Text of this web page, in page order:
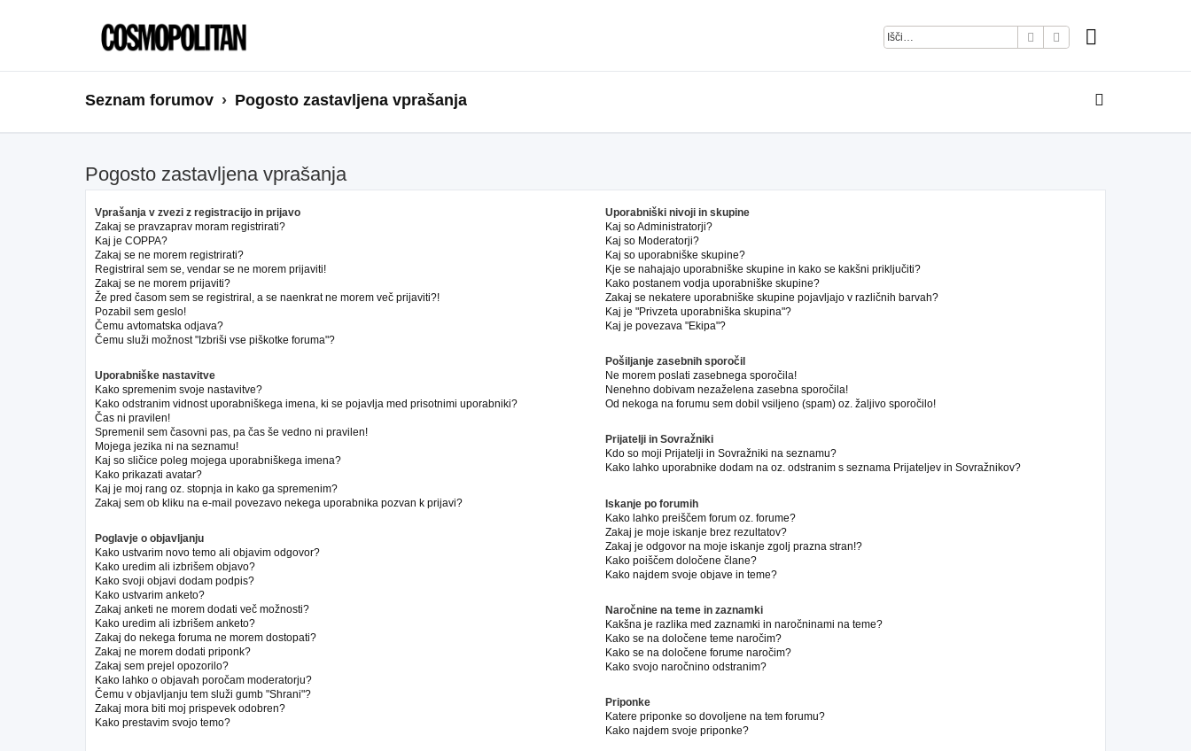
IskanjeNapredno iskanje
Seznam forumov Pogosto zastavljena vprašanja
Pogosto zastavljena vprašanja
Vprašanja v zvezi z registracijo in prijavo
Zakaj se pravzaprav moram registrirati?
Kaj je COPPA?
Zakaj se ne morem registrirati?
Registriral sem se, vendar se ne morem prijaviti!
Zakaj se ne morem prijaviti?
Že pred časom sem se registriral, a se naenkrat ne morem več prijaviti?!
Pozabil sem geslo!
Čemu avtomatska odjava?
Čemu služi možnost "Izbriši vse piškotke foruma"?
Uporabniške nastavitve
Kako spremenim svoje nastavitve?
Kako odstranim vidnost uporabniškega imena, ki se pojavlja med prisotnimi uporabniki?
Čas ni pravilen!
Spremenil sem časovni pas, pa čas še vedno ni pravilen!
Mojega jezika ni na seznamu!
Kaj so sličice poleg mojega uporabniškega imena?
Kako prikazati avatar?
Kaj je moj rang oz. stopnja in kako ga spremenim?
Zakaj sem ob kliku na e-mail povezavo nekega uporabnika pozvan k prijavi?
Poglavje o objavljanju
Kako ustvarim novo temo ali objavim odgovor?
Kako uredim ali izbrišem objavo?
Kako svoji objavi dodam podpis?
Kako ustvarim anketo?
Zakaj anketi ne morem dodati več možnosti?
Kako uredim ali izbrišem anketo?
Zakaj do nekega foruma ne morem dostopati?
Zakaj ne morem dodati priponk?
Zakaj sem prejel opozorilo?
Kako lahko o objavah poročam moderatorju?
Čemu v objavljanju tem služi gumb "Shrani"?
Zakaj mora biti moj prispevek odobren?
Kako prestavim svojo temo?
Uporabniški nivoji in skupine
Kaj so Administratorji?
Kaj so Moderatorji?
Kaj so uporabniške skupine?
Kje se nahajajo uporabniške skupine in kako se kakšni priključiti?
Kako postanem vodja uporabniške skupine?
Zakaj se nekatere uporabniške skupine pojavljajo v različnih barvah?
Kaj je "Privzeta uporabniška skupina"?
Kaj je povezava "Ekipa"?
Pošiljanje zasebnih sporočil
Ne morem poslati zasebnega sporočila!
Nenehno dobivam nezaželena zasebna sporočila!
Od nekoga na forumu sem dobil vsiljeno (spam) oz. žaljivo sporočilo!
Prijatelji in Sovražniki
Kdo so moji Prijatelji in Sovražniki na seznamu?
Kako lahko uporabnike dodam na oz. odstranim s seznama Prijateljev in Sovražnikov?
Iskanje po forumih
Kako lahko preiščem forum oz. forume?
Zakaj je moje iskanje brez rezultatov?
Zakaj je odgovor na moje iskanje zgolj prazna stran!?
Kako poiščem določene člane?
Kako najdem svoje objave in teme?
Naročnine na teme in zaznamki
Kakšna je razlika med zaznamki in naročninami na teme?
Kako se na določene teme naročim?
Kako se na določene forume naročim?
Kako svojo naročnino odstranim?
Priponke
Katere priponke so dovoljene na tem forumu?
Kako najdem svoje priponke?